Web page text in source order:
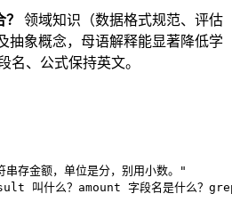
领域知识（数据格式规范、评估
抽象概念，母语解释能显著降低学
名、公式保持英文。
存金额，单位是分，别用小数。"
叫什么？amount 字段名是什么？